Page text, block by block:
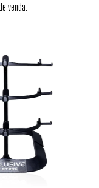
venda.